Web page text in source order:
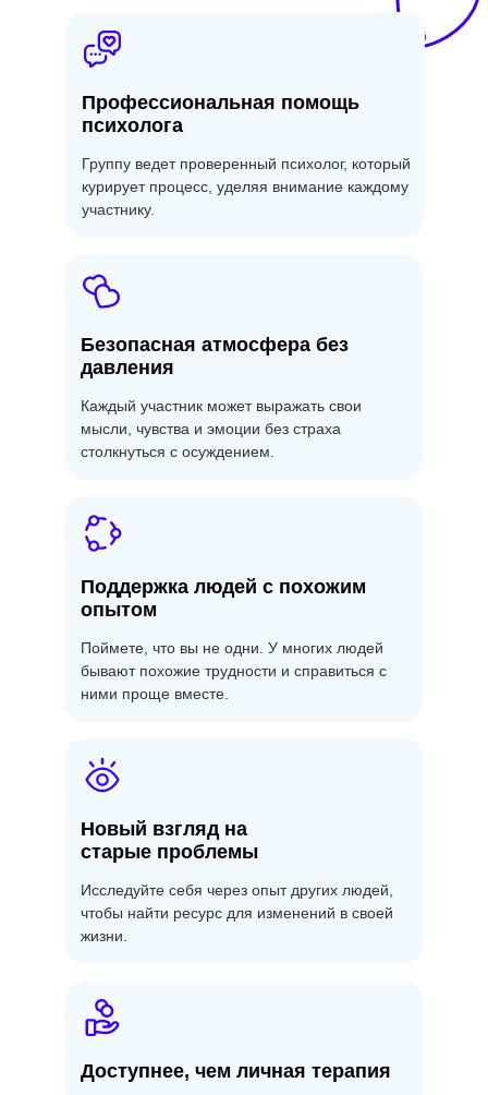
Профессиональная помощь
психолога
Группу ведет проверенный психолог, который
курирует процесс, уделяя внимание каждому
участнику.
Новый взгляд на
старые проблемы
Исследуйте себя через опыт других людей,
чтобы найти ресурс для изменений в своей
жизни.
Безопасная атмосфера без
давления
Каждый участник может выражать свои
мысли, чувства и эмоции без страха
столкнуться с осуждением.
Поддержка людей с похожим
опытом
Поймете, что вы не одни. У многих людей
бывают похожие трудности и справиться с
ними проще вместе.
Доступнее, чем личная терапия